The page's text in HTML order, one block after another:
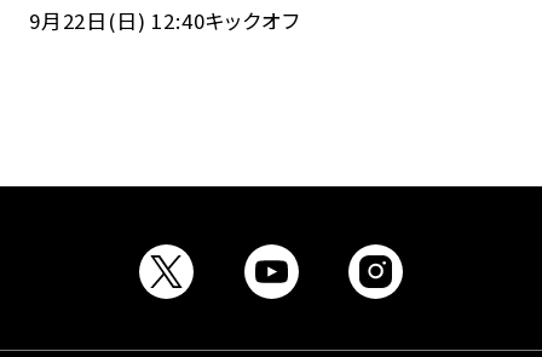
9月22日(日) 12:40キックオフ